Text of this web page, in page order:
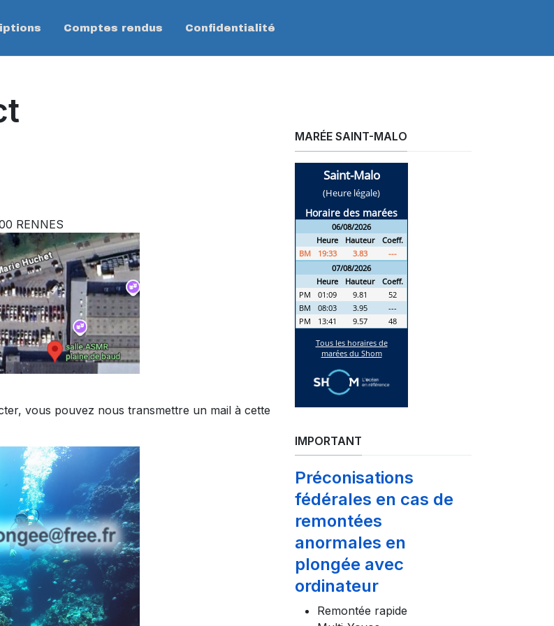
Comptes rendus Confidentialité
RENNES
vous pouvez nous transmettre un mail à cette
MARÉE SAINT-MALO
IMPORTANT
Préconisations
fédérales en cas de
remontées
anormales en
plongée avec
ordinateur
Remontée rapide